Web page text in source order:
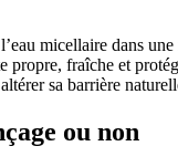
micellaire dans
propre, fraîche et
sa barrière
ou non